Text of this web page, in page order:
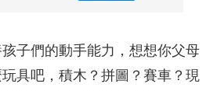
子們的動手能力，想想你父母
具吧，積木？拼圖？賽車？現